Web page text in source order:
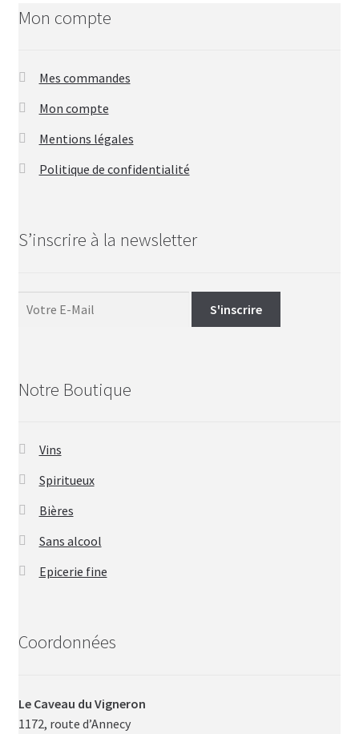
Mon compte
Mes commandes
Mon compte
Mentions légales
Politique de confidentialité
S’inscrire à la newsletter
Notre Boutique
Vins
Spiritueux
Bières
Sans alcool
Epicerie fine
Coordonnées
Le Caveau du Vigneron
1172, route d’Annecy